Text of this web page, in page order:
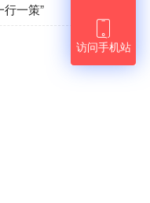
行一策”

访问手机站